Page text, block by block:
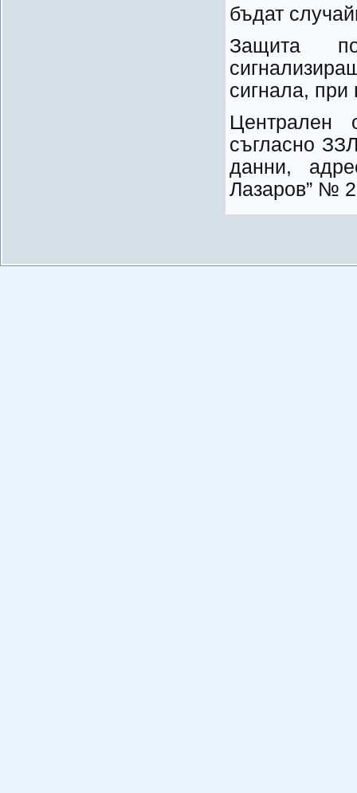
бъдат
Защита
сигнала, при
съгласно
данни,
Лазаров” №